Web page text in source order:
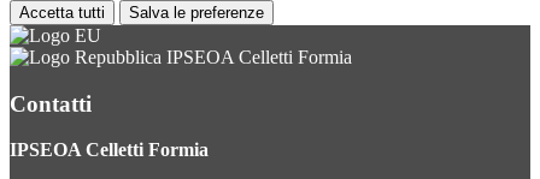
Accetta tutti Salva le preferenze
IPSEOA Celletti Formia
Contatti
IPSEOA Celletti Formia